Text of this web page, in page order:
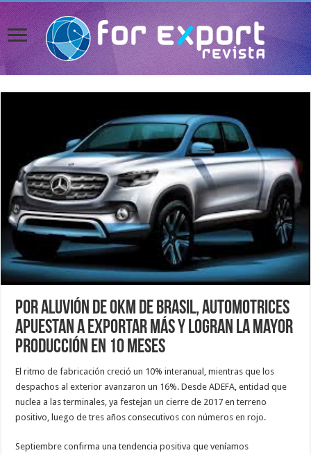
Por aluvión de 0Km de Brasil, automotrices
apuestan a exportar más y logran la mayor
producción en 10 meses
El ritmo de fabricación creció un 10% interanual, mientras que los
despachos al exterior avanzaron un 16%. Desde ADEFA, entidad que
nuclea a las terminales, ya festejan un cierre de 2017 en terreno
positivo, luego de tres años consecutivos con números en rojo.
Septiembre confirma una tendencia positiva que veníamos